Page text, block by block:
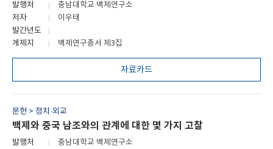
발행처
충남대학교 백제연구소
저자
이우태
발간년도
게제지
백제연구총서 제3집
자료카드
문헌 > 정치·외교
백제와 중국 남조와의 관계에 대한 몇 가지 고찰
발행처
충남대학교 백제연구소